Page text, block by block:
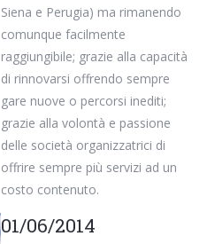
Siena e Perugia) ma rimanendo
comunque facilmente
raggiungibile; grazie alla capacità
di rinnovarsi offrendo sempre
gare nuove o percorsi inediti;
grazie alla volontà e passione
delle società organizzatrici di
offrire sempre più servizi ad un
costo contenuto.
01/06/2014